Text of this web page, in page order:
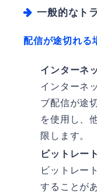
一般的なト
配信が途切れる
インターネ
インターネ
ブ配信が途
を使用し、
限します。
ビットレー
ビットレー
することが